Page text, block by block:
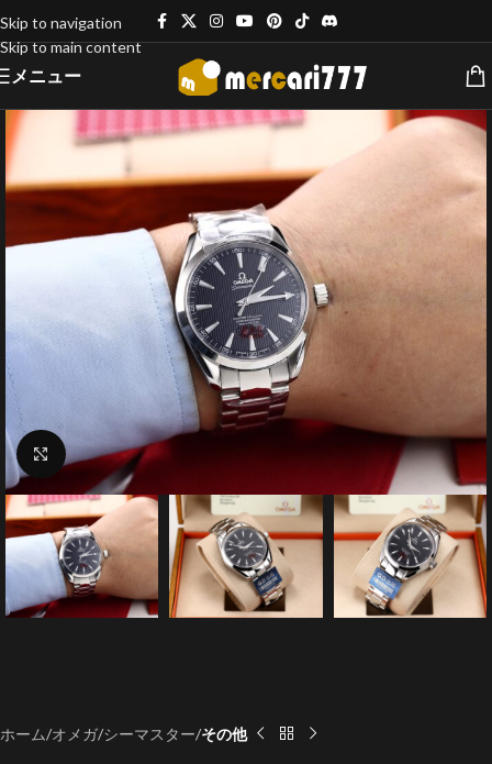
Skip to navigation
Skip to main content
メニュー
クリックで拡大
ホーム オメガ シーマスター その他